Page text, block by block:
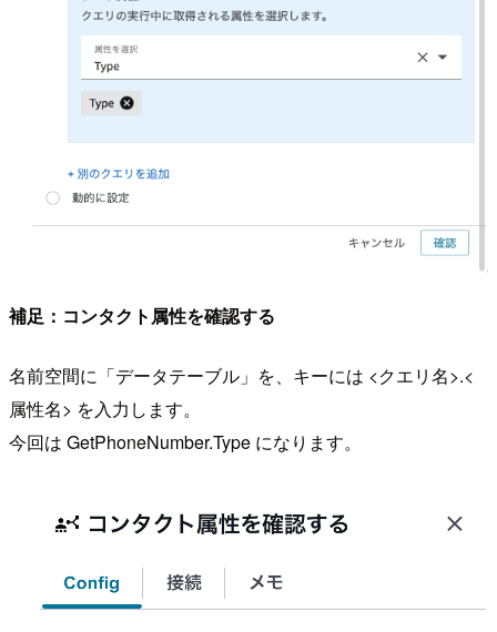
補足：コンタクト属性を確認する
名前空間に「データテーブル」を、キーには <クエリ名>.<
属性名> を入力します。
今回は GetPhoneNumber.Type になります。